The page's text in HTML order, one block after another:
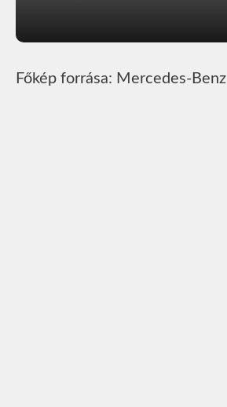
Főkép forrása: Mercedes-Benz